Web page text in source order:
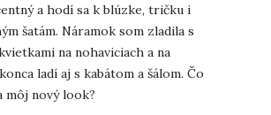
a hodí sa k blúzke, tričku i
šatám. Náramok som zladila s
na nohaviciach a na
ladí aj s kabátom a šálom. Čo
môj nový look?